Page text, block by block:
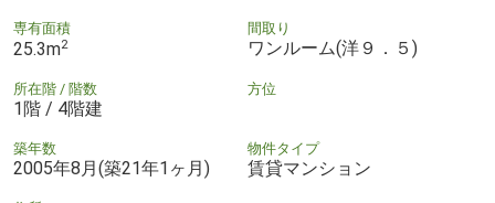
専有面積
25.3m2
間取り
ワンルーム(洋９．５)
所在階 / 階数
1階 / 4階建
方位
築年数
2005年8月(築21年1ヶ月)
物件タイプ
賃貸マンション